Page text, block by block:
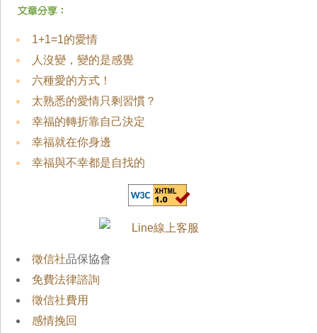
1+1=1的愛情
人沒變，變的是感覺
六種愛的方式！
太熟悉的愛情只剩習慣？
幸福的轉折靠自己決定
幸福就在你身邊
幸福與不幸都是自找的
徵信社品保協會
免費法律諮詢
徵信社費用
感情挽回